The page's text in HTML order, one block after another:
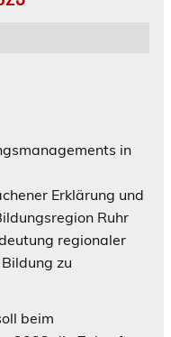
in
Erklärung und
Ruhr
regionaler
zu
beim